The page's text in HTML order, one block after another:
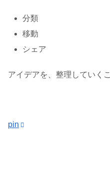
分類
移動
シェア
アイデアを、整理していく
pin